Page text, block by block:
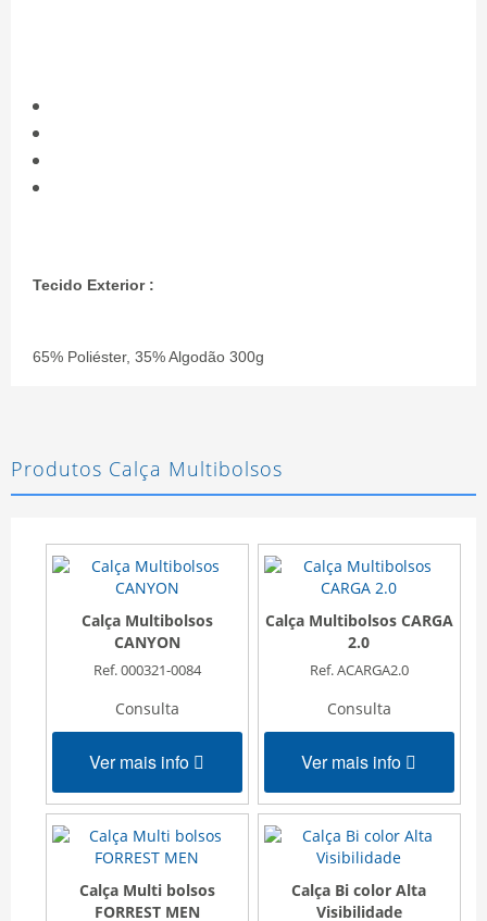
Tecido Exterior :
65% Poliéster, 35% Algodão 300g
Produtos Calça Multibolsos
Calça Multibolsos
CANYON
Ref. 000321-0084
Consulta
Ver mais info
Calça Multibolsos CARGA
2.0
Ref. ACARGA2.0
Consulta
Ver mais info
Calça Multi bolsos
FORREST MEN
Calça Bi color Alta
Visibilidade